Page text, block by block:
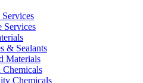
Services
& Sealants
Materials
Chemicals
Chemicals